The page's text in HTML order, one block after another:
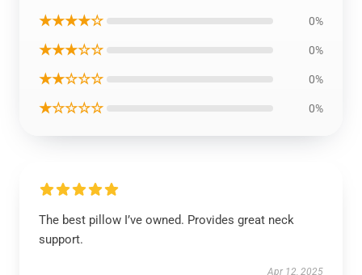
★★★★☆ 0%
★★★☆☆ 0%
★★☆☆☆ 0%
★☆☆☆☆ 0%
The best pillow I’ve owned. Provides great neck
support.
Apr 12, 2025